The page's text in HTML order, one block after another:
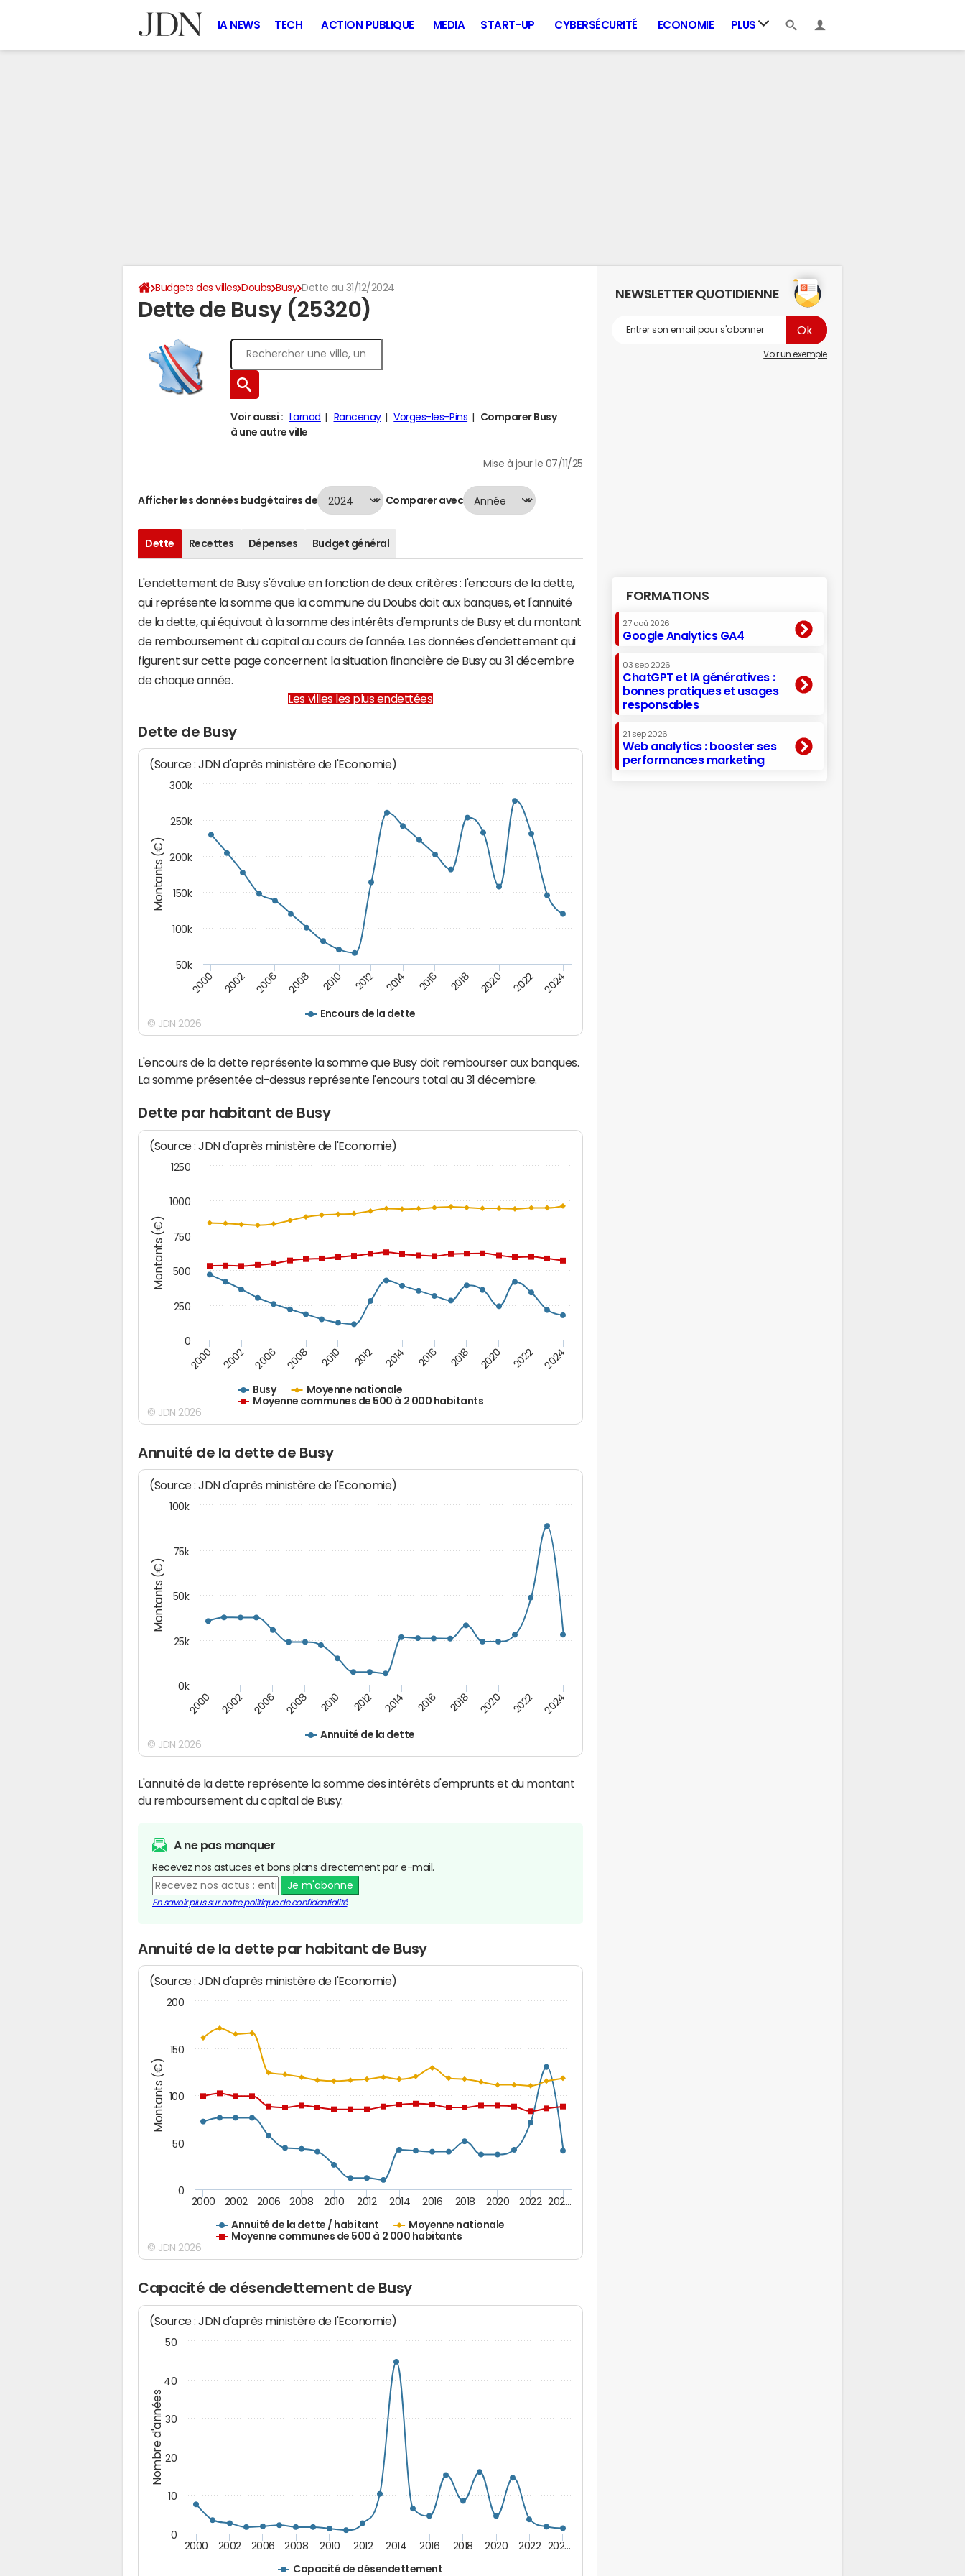
IA NEWS TECH ACTION PUBLIQUE MEDIA START-UP CYBERSÉCURITÉ ECONOMIE PLUS
Budgets des villes Doubs Busy Dette au 31/12/2024
Dette de Busy (25320)
Voir aussi : Larnod Rancenay Vorges-les-Pins
Comparer Busy
à une autre ville
Mise à jour le 07/11/25
Afficher les données budgétaires de Comparer avec
Dette Recettes Dépenses Budget général
L'endettement de Busy s'évalue en fonction de deux critères : l'encours de la dette,
qui représente la somme que la commune du Doubs doit aux banques, et l'annuité
de la dette, qui équivaut à la somme des intérêts d'emprunts de Busy et du montant
de remboursement du capital au cours de l'année. Les données d'endettement qui
figurent sur cette page concernent la situation financière de Busy au 31 décembre
de chaque année.
Les villes les plus endettées
Dette de Busy
Montants (€)
(Source : JDN d'après ministère de l'Economie)
Encours de la dette
2000 2002 2006 2008 2010 2012 2014 2016 2018 2020 2022 2024
50k
100k
150k
200k
250k
300k
© JDN 2026
L'encours de la dette représente la somme que Busy doit rembourser aux banques.
La somme présentée ci-dessus représente l'encours total au 31 décembre.
Dette par habitant de Busy
Montants (€)
(Source : JDN d'après ministère de l'Economie)
Busy
Moyenne nationale
Moyenne communes de 500 à 2 000 habitants
2000 2002 2006 2008 2010 2012 2014 2016 2018 2020 2022 2024
0
250
500
750
1000
1250
© JDN 2026
Annuité de la dette de Busy
Montants (€)
(Source : JDN d'après ministère de l'Economie)
Annuité de la dette
2000 2002 2006 2008 2010 2012 2014 2016 2018 2020 2022 2024
0k
25k
50k
75k
100k
© JDN 2026
L'annuité de la dette représente la somme des intérêts d'emprunts et du montant
du remboursement du capital de Busy.
A ne pas manquer
Recevez nos astuces et bons plans directement par e-mail.
Je m'abonne
En savoir plus sur notre politique de confidentialité
Annuité de la dette par habitant de Busy
Montants (€)
(Source : JDN d'après ministère de l'Economie)
Annuité de la dette / habitant
Moyenne nationale
Moyenne communes de 500 à 2 000 habitants
2000 2002 2006 2008 2010 2012 2014 2016 2018 2020 2022 202…
0
50
100
150
200
© JDN 2026
Capacité de désendettement de Busy
Nombre d'années
(Source : JDN d'après ministère de l'Economie)
Capacité de désendettement
2000 2002 2006 2008 2010 2012 2014 2016 2018 2020 2022 202…
0
10
20
30
40
50
NEWSLETTER QUOTIDIENNE
Voir un exemple
FORMATIONS
27 aoû 2026
Google Analytics GA4
03 sep 2026
ChatGPT et IA génératives :
bonnes pratiques et usages
responsables
21 sep 2026
Web analytics : booster ses
performances marketing